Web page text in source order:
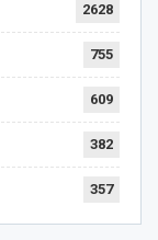
2628
755
609
382
357